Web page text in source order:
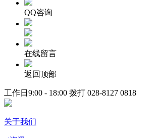
QQ咨询
在线留言
返回顶部
工作日9:00 - 18:00 拨打 028-8127 0818
关于我们